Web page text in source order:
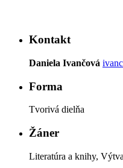
Kontakt
Daniela Ivančová
Forma
Tvorivá dielňa
Žáner
Literatúra a knihy,